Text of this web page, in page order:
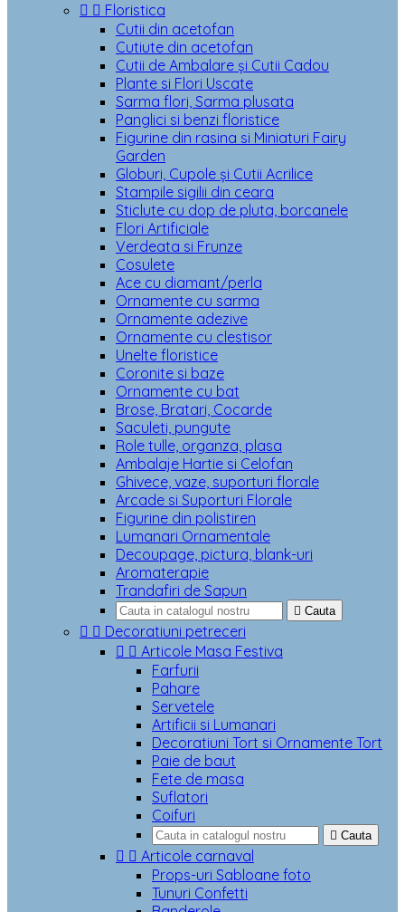
  Floristica
Cutii din acetofan
Cutiute din acetofan
Cutii de Ambalare și Cutii Cadou
Plante si Flori Uscate
Sarma flori, Sarma plusata
Panglici si benzi floristice
Figurine din rasina si Miniaturi Fairy
Garden
Globuri, Cupole și Cutii Acrilice
Stampile sigilii din ceara
Sticlute cu dop de pluta, borcanele
Flori Artificiale
Verdeata si Frunze
Cosulete
Ace cu diamant/perla
Ornamente cu sarma
Ornamente adezive
Ornamente cu clestisor
Unelte floristice
Coronite si baze
Ornamente cu bat
Brose, Bratari, Cocarde
Saculeti, pungute
Role tulle, organza, plasa
Ambalaje Hartie si Celofan
Ghivece, vaze, suporturi florale
Arcade si Suporturi Florale
Figurine din polistiren
Lumanari Ornamentale
Decoupage, pictura, blank-uri
Aromaterapie
Trandafiri de Sapun
 Cauta
  Decoratiuni petreceri
  Articole Masa Festiva
Farfurii
Pahare
Servetele
Artificii si Lumanari
Decoratiuni Tort si Ornamente Tort
Paie de baut
Fete de masa
Suflatori
Coifuri
 Cauta
  Articole carnaval
Props-uri Sabloane foto
Tunuri Confetti